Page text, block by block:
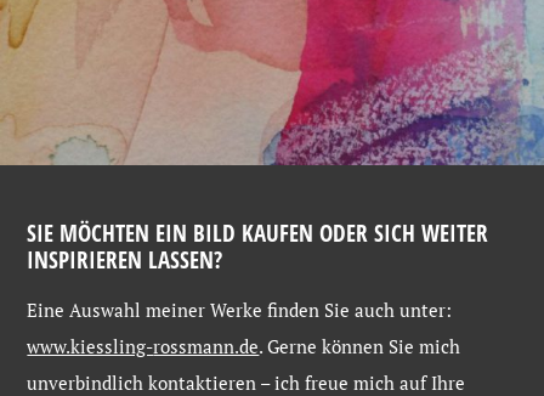
SIE MÖCHTEN EIN BILD KAUFEN ODER SICH WEITER
INSPIRIEREN LASSEN?
EineAuswahlmeinerWerkefinden Sieauchunter:
www.kiessling-rossmann.de. Gernekönnen Siemich
unverbindlichkontaktieren –ichfreuemichaufIhre